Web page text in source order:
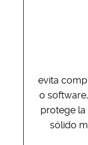
evita
o
protege la
sólido